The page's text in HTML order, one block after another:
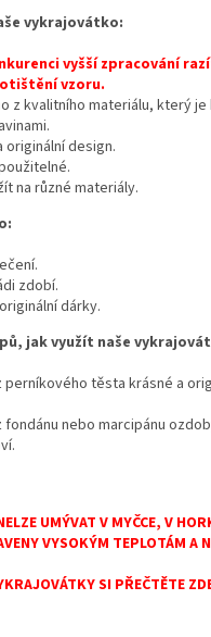
vykrajovátko:
vyšší zpracování
vzoru.
z kvalitního materiálu, který je
originální design.
na různé materiály.
zdobí.
dárky.
jak využít naše
perníkového těsta krásné a
fondánu nebo marcipánu
UMÝVAT V MYČCE, V
VYSOKÝM TEPLOTÁM A
SI PŘEČTĚTE